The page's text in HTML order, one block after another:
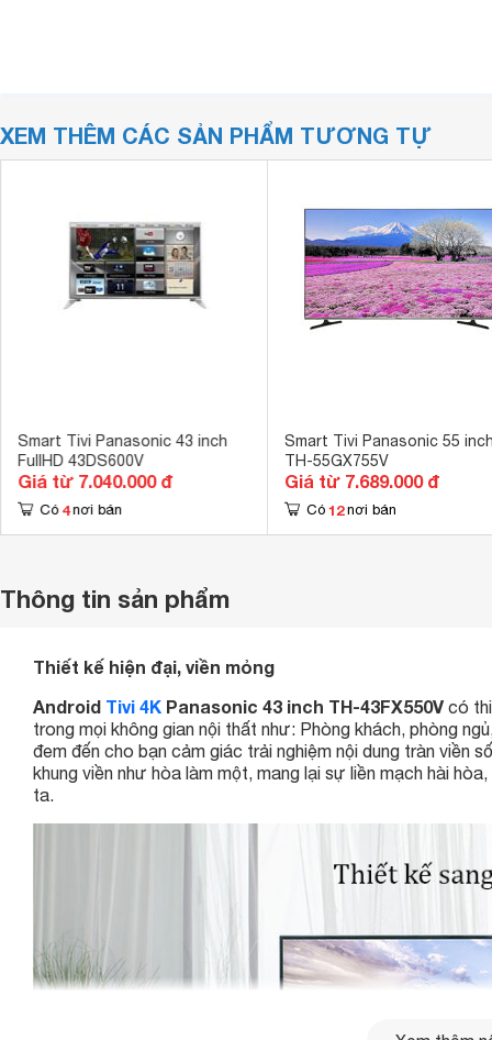
XEM THÊM CÁC SẢN PHẨM TƯƠNG TỰ
Smart Tivi Panasonic 43 inch
FullHD 43DS600V
Giá từ 7.040.000 đ
Có 4 nơi bán
Smart Tivi Panasonic 55
TH-55GX755V
Giá từ 7.689.000 đ
Có 12 nơi bán
Thông tin sản phẩm
Thiết kế hiện đại, viền mỏng
Android Tivi 4K Panasonic 43 inch TH-43FX550V có
trong mọi không gian nội thất như: Phòng khách, phòng
đem đến cho bạn cảm giác trải nghiệm nội dung tràn viền
khung viền như hòa làm một, mang lại sự liền mạch hài
ta.